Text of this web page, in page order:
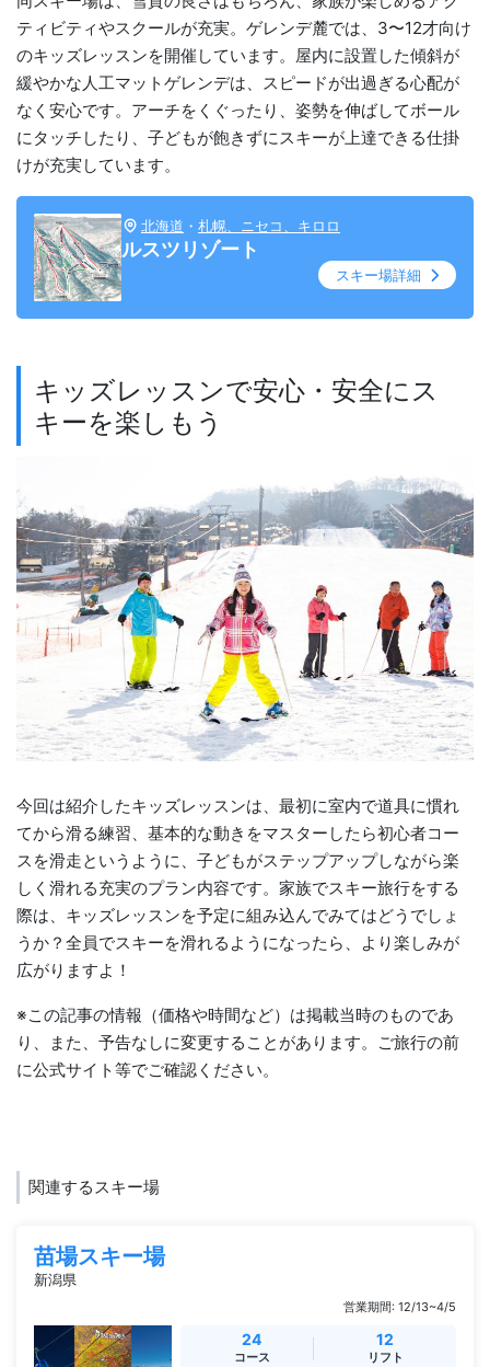
ティビティやスクールが充実。ゲレンデ麓では、3〜12才向け
のキッズレッスンを開催しています。屋内に設置した傾斜が
緩やかな人工マットゲレンデは、スピードが出過ぎる心配が
なく安心です。アーチをくぐったり、姿勢を伸ばしてボール
にタッチしたり、子どもが飽きずにスキーが上達できる仕掛
けが充実しています。
北海道 ・ 札幌、ニセコ、キロロ
ルスツリゾート
スキー場詳細
キッズレッスンで安心・安全にス
キーを楽しもう
今回は紹介したキッズレッスンは、最初に室内で道具に慣れ
てから滑る練習、基本的な動きをマスターしたら初心者コー
スを滑走というように、子どもがステップアップしながら楽
しく滑れる充実のプラン内容です。家族でスキー旅行をする
際は、キッズレッスンを予定に組み込んでみてはどうでしょ
うか？全員でスキーを滑れるようになったら、より楽しみが
広がりますよ！
※この記事の情報（価格や時間など）は掲載当時のものであ
り、また、予告なしに変更することがあります。ご旅行の前
に公式サイト等でご確認ください。
関連するスキー場
苗場スキー場
新潟県
営業期間: 12/13~4/5
24
コース
12
リフト